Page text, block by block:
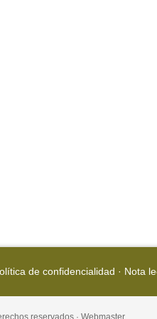
de confidencialidad · Nota
reservados · Webmaster